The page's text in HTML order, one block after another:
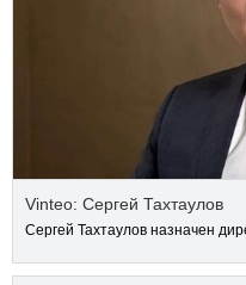
Vinteo: Сергей Тахтаулов
Сергей Тахтаулов назначен